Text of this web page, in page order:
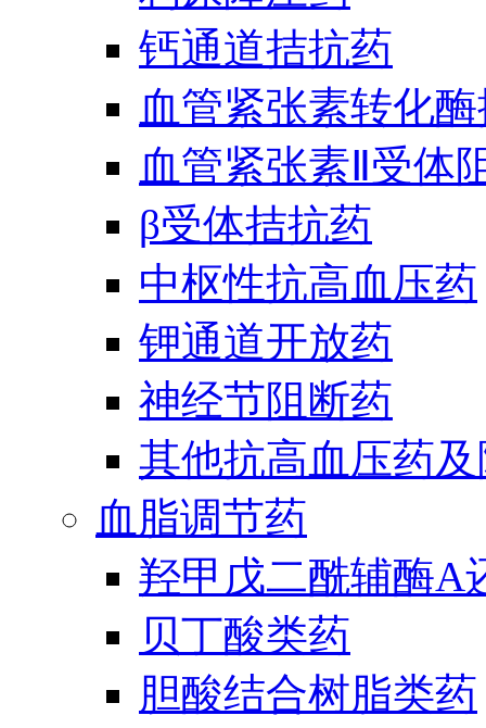
钙通道拮抗药
血管紧张素转化
血管紧张素Ⅱ受体
β受体拮抗药
中枢性抗高血压药
钾通道开放药
神经节阻断药
其他抗高血压药
血脂调节药
羟甲戊二酰辅酶A
贝丁酸类药
胆酸结合树脂类药